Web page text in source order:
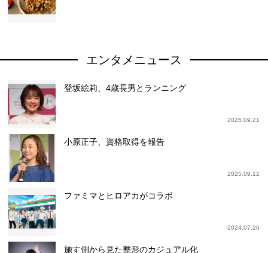
エンタメニュース
登坂絵莉、4歳長男とランニング
2025.09.21
小原正子、資格取得を報告
2025.09.12
ファミマとヒロアカがコラボ
2024.07.26
施す側から見た整形のカジュアル化